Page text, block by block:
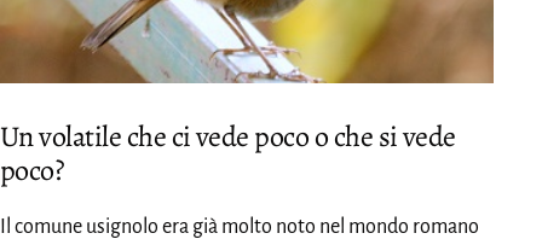
Un volatile che ci vede poco o che si vede
poco?
Il comune usignolo era già molto noto nel mondo romano